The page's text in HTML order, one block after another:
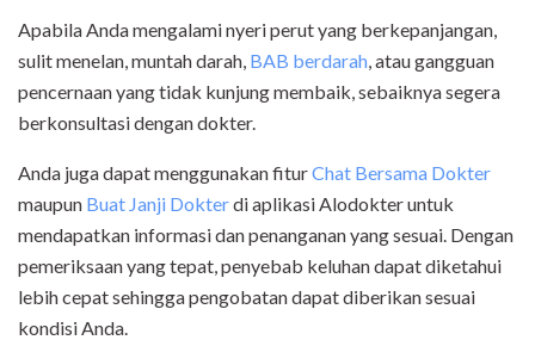
Apabila Anda mengalami nyeri perut yang berkepanjangan,
sulit menelan, muntah darah, BAB berdarah , atau gangguan
pencernaan yang tidak kunjung membaik, sebaiknya segera
berkonsultasi dengan dokter.
Anda juga dapat menggunakan fiturChat Bersama Dokter
maupun Buat Janji Dokterdi aplikasi Alodokter untuk
mendapatkan informasi dan penanganan yang sesuai. Dengan
pemeriksaan yang tepat, penyebab keluhan dapat diketahui
lebih cepat sehingga pengobatan dapat diberikan sesuai
kondisi Anda.